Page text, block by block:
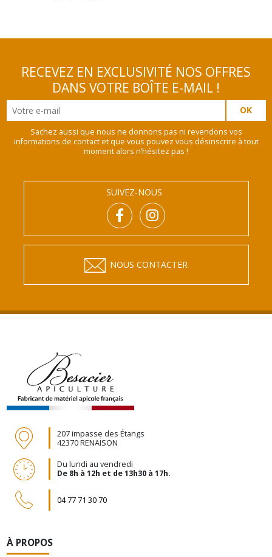
RECEVEZ EN EXCLUSIVITÉ NOS OFFRES
DANS VOTRE BOÎTE E-MAIL !
Sachez aussi que nous ne donnons pas ni revendons vos
informations de contact et que vous pouvez vous désinscrire à tout
moment alors n’hésitez pas !
SUIVEZ-NOUS
NOUS CONTACTER
207 impasse des Étangs
42370 RENAISON
Du lundi au vendredi
De 8h à 12h et de 13h30 à 17h.
04 77 71 30 70
À PROPOS